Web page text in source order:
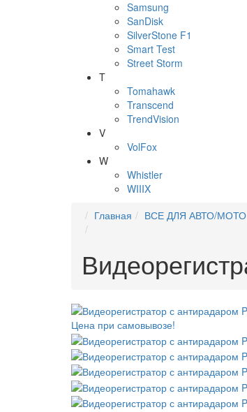
Samsung
SanDisk
SilverStone F1
Smart Test
Street Storm
T
Tomahawk
Transcend
TrendVision
V
VolFox
W
Whistler
WIIIX
Главная ВСЕ ДЛЯ АВТО/МОТО
Цена при самовывозе!